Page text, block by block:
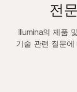
전
Illumina의 제품
기술 관련 질문